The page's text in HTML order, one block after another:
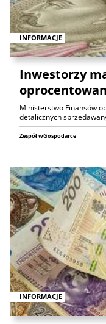
INFORMACJE
Inwestorzy
Ministerstwo Finansów
detalicznych
Zespół wGospodarce
INFORMACJE